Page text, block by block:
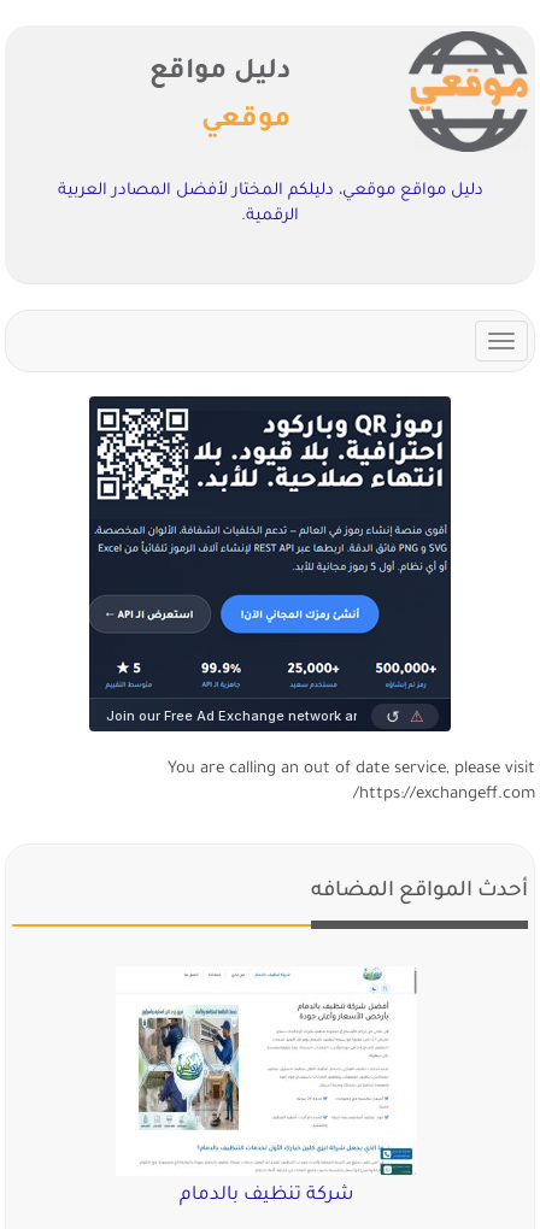
دليل مواقع
موقعي
دليل مواقع موقعي، دليلكم المختار لأفضل المصادر العربية
الرقمية.
Toggle
navigation
You are calling an out of date service, please visit
https://exchangeff.com/
أحدث المواقع المضافه
شركة تنظيف بالدمام